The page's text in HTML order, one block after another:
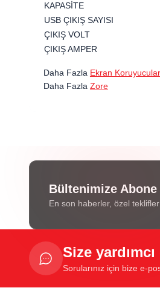
KAPASİTE
USB ÇIKIŞ SAYISI
ÇIKIŞ VOLT
ÇIKIŞ AMPER
Daha Fazla Ekran Koruyucular
Daha Fazla Zore
Bültenimize Abone
En son haberler, özel
Size
Sorularınız için bize e-